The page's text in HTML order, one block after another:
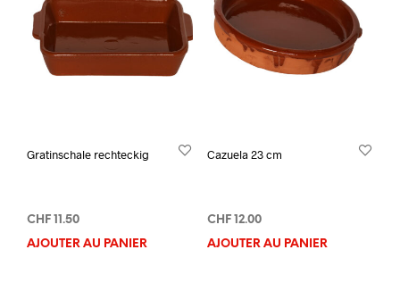
Gratinschale rechteckig
CHF 11.50
AJOUTER AU PANIER
Cazuela 23 cm
CHF12.00
AJOUTER AU PANIER